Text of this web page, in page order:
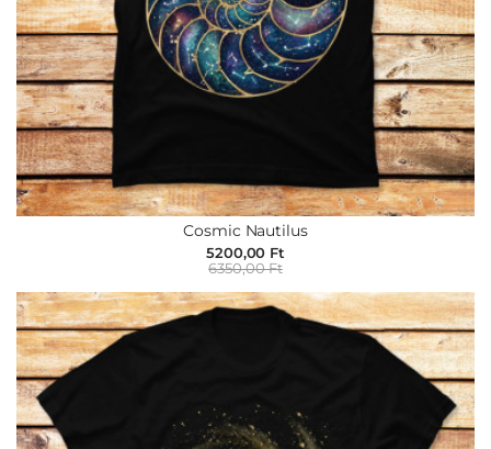
Cosmic Nautilus
5200,00 Ft
6350,00 Ft